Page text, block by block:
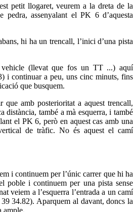
petit llogaret, veurem a la dreta de la
pedra, assenyalant el PK 6 d’aquesta
hi ha un trencall, l’inici d’una pista
vehicle (llevat que fos un TT ...) aquí
i continuar a peu, uns cinc minuts, fins
que busquem.
que amb posterioritat a aquest trencall,
distància, també a mà esquerra, i també
el PK 6, però en aquest cas amb una
de tràfic. No és aquest el camí
i continuem per l’únic carrer que hi ha
poble i continuem per una pista sense
veiem a l’esquerra l’entrada a un camí
34.82). Aparquem al davant, doncs la